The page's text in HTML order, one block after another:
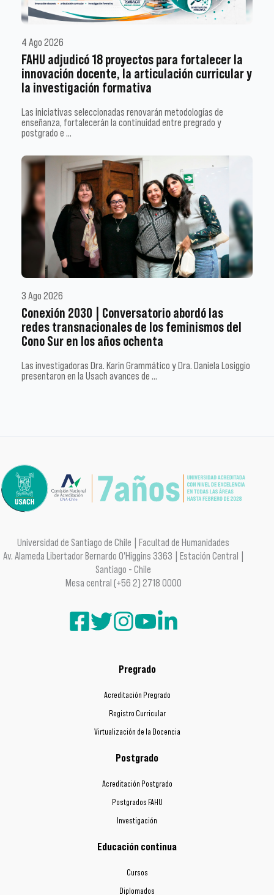
4 Ago 2026
FAHU adjudicó 18 proyectos para fortalecer la
innovación docente, la articulación curricular y
la investigación formativa
Las iniciativas seleccionadas renovarán metodologías de
enseñanza, fortalecerán la continuidad entre pregrado y
postgrado e …
3 Ago 2026
Conexión 2030 | Conversatorio abordó las
redes transnacionales de los feminismos del
Cono Sur en los años ochenta
Las investigadoras Dra. Karin Grammático y Dra. Daniela Losiggio
presentaron en la Usach avances de …
Universidad de Santiago de Chile | Facultad de Humanidades
Av. Alameda Libertador Bernardo O'Higgins 3363 | Estación Central |
Santiago - Chile
Mesa central (+56 2) 2718 0000
Pregrado
Acreditación Pregrado
Registro Curricular
Virtualización de la Docencia
Postgrado
Acreditación Postgrado
Postgrados FAHU
Investigación
Educación continua
Cursos
Diplomados